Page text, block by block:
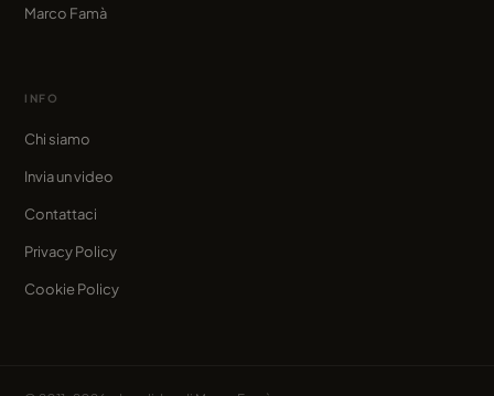
Marco Famà
INFO
Chi siamo
Invia un video
Contattaci
Privacy Policy
Cookie Policy